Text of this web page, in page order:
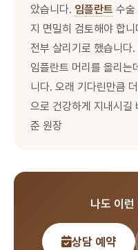
았습니다. 임플란트 수술
지 면밀히 검토해야 합
전부 살리기로 했습니다
임플란트 머리를 올리는
니다. 오래 기다린만큼
으로 건강하게 지내시길
준 원장
나도 이
상담 예약